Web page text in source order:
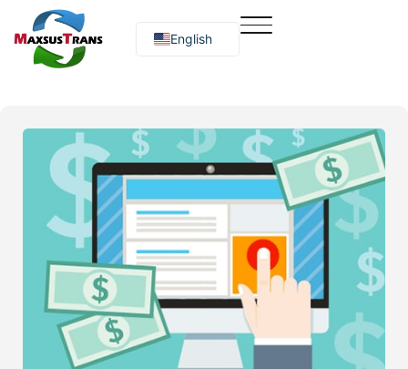
English
Русский